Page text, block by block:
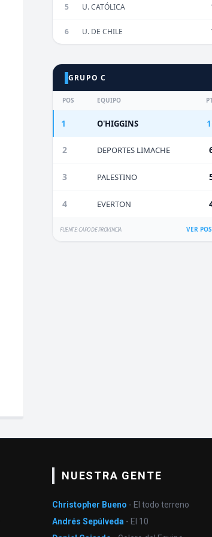
5 U. CATÓLICA
6 U. DE CHILE
GRUPO C
POS EQUIPO
1 O'HIGGINS
2 DEPORTES LIMACHE
3 PALESTINO
4 EVERTON
FUENTE: CAPO DE PROVINCIA VER
NUESTRA GENTE
Christopher Bueno - El todo terreno
Andrés Sepúlveda - El 10